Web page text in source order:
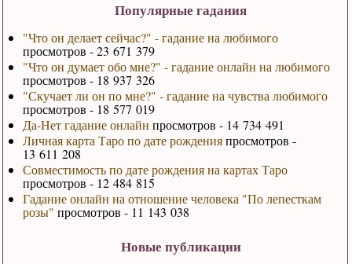
Популярные гадания
"Что он делает сейчас?" - гадание на любимого
просмотров - 23 671 379
"Что он думает обо мне?" - гадание онлайн на любимого
просмотров - 18 937 326
"Скучает ли он по мне?" - гадание на чувства любимого
просмотров - 18 577 019
Да-Нет гадание онлайн просмотров - 14 734 491
Личная карта Таро по дате рожденияпросмотров -
13 611 208
Совместимость по дате рождения на картах Таро
просмотров - 12 484 815
Гадание онлайн на отношение человека "По лепесткам
розы" просмотров - 11 143 038
Новые публикации